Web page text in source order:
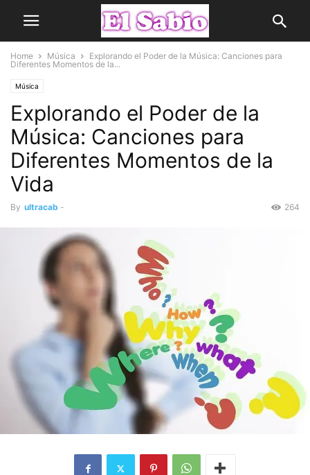
Home Música
Explorando el Poder de la Música: Canciones para
Diferentes Momentos de la...
Música
Explorando el Poder de la
Música: Canciones para
Diferentes Momentos de la
Vida
By ultracab - 264